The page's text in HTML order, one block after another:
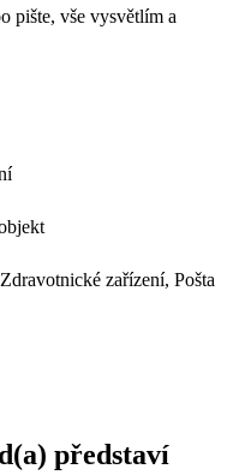
pište, vše vysvětlím a
zařízení, Pošta
představí